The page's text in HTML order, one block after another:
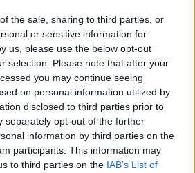
the sale, sharing to third parties, or
or sensitive information for
us, please use the below opt-out
selection. Please note that after your
you may continue seeing
on personal information utilized by
disclosed to third parties prior to
separately opt-out of the further
information by third parties on the
participants. This information may
to third parties on the IAB’s List of